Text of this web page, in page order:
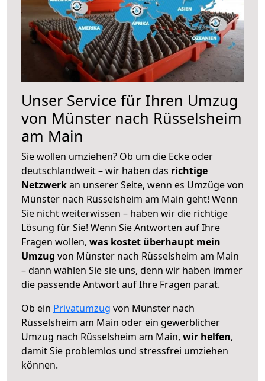
Unser Service für Ihren Umzug
von Münster nach Rüsselsheim
am Main
Sie wollen umziehen? Ob um die Ecke oder
deutschlandweit – wir haben das richtige
Netzwerkan unserer Seite, wenn es Umzüge von
Münster nach Rüsselsheim am Main geht! Wenn
Sie nicht weiterwissen – haben wir die richtige
Lösung für Sie! Wenn Sie Antworten auf Ihre
Fragen wollen, was kostet überhaupt mein
Umzug von Münster nach Rüsselsheim am Main
– dann wählen Sie sie uns, denn wir haben immer
die passende Antwort auf Ihre Fragen parat.
Ob ein Privatumzug von Münster nach
Rüsselsheim am Main oder ein gewerblicher
Umzug nach Rüsselsheim am Main, wir helfen,
damit Sie problemlos und stressfrei umziehen
können.